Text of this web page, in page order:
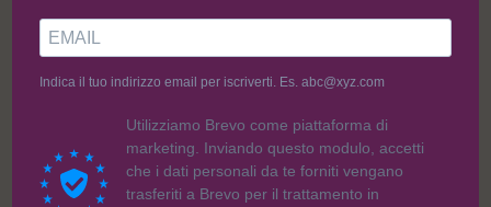
Indica il tuo indirizzo email per iscriverti. Es. abc@xyz.com
Utilizziamo Brevo come piattaforma di
marketing. Inviando questo modulo, accetti
che i dati personali da te forniti vengano
trasferiti a Brevo per il trattamento in
Aggiungi al carrello
-40%